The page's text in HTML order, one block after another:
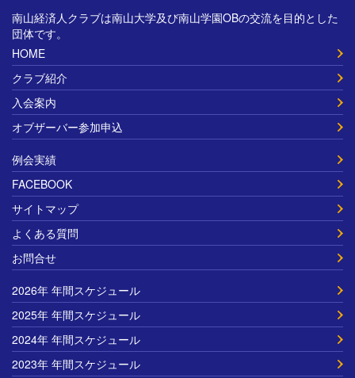
南山経済人クラブは南山大学及び南山学園OBの交流を目的とした
団体です。
HOME
クラブ紹介
入会案内
オブザーバー参加申込
例会実績
FACEBOOK
サイトマップ
よくある質問
お問合せ
2026年 年間スケジュール
2025年 年間スケジュール
2024年 年間スケジュール
2023年 年間スケジュール